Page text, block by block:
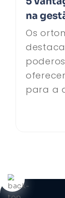
na
Os
para a